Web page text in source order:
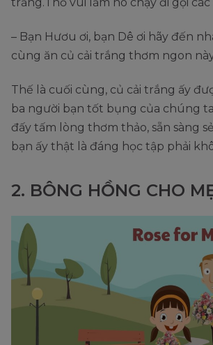
– Bạn Hươu ơi, bạn Dê ơi hãy đến
cùng ăn củ cải trắng thơm ngon
Thế là cuối cùng, củ cải trắng ấy
ba người bạn tốt bụng của chúng
đấy tấm lòng thơm thảo, sẵn sàng
bạn ấy thật là đáng học tập phải
2. BÔNG HỒNG CHO